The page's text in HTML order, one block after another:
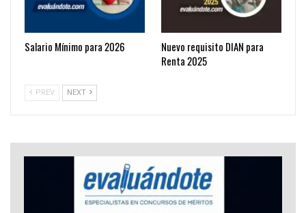
Salario Mínimo para 2026
Nuevo requisito DIAN para
Renta 2025
PREV NEXT